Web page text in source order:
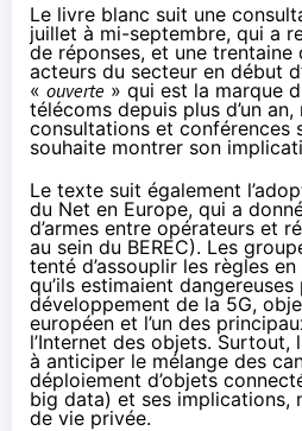
Le livre blanc suit une
juillet à mi-septembre, qui a
de réponses, et une trentaine
acteurs du secteur en début
« ouverte » qui est la marque
télécoms depuis plus d’un
consultations et conférences
souhaite montrer son
Le texte suit également
du Net en Europe, qui a
d’armes entre opérateurs et
au sein du BEREC). Les
tenté d’assouplir les règles
qu’ils estimaient dangereuses
développement de la 5G,
européen et l’un des
l’Internet des objets.
à anticiper le mélange des
déploiement d’objets
big data) et ses implications,
de vie privée.